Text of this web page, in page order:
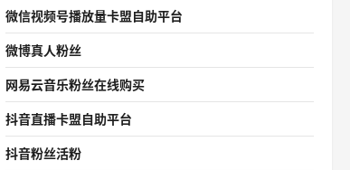
微信视频号播放量卡盟自助平台
微博真人粉丝
网易云音乐粉丝在线购买
抖音直播卡盟自助平台
抖音粉丝活粉